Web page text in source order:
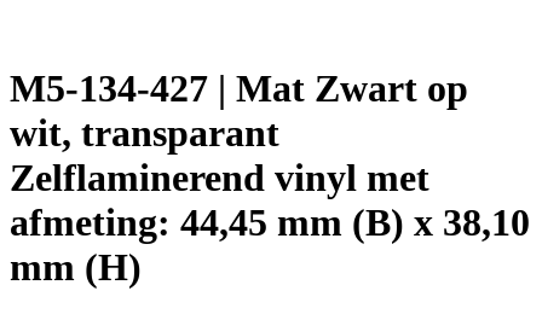
M5-134-427 | Mat Zwart op
wit, transparant
Zelflaminerend vinyl met
afmeting: 44,45 mm (B) x 38,10
mm (H)